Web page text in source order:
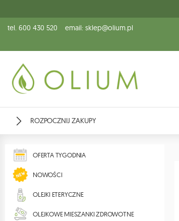
tel. 600 430 520 email: sklep@olium.pl
ROZPOCZNIJ ZAKUPY
OFERTA TYGODNIA
NOWOŚCI
OLEJKI ETERYCZNE
OLEJKOWE MIESZANKI ZDROWOTNE